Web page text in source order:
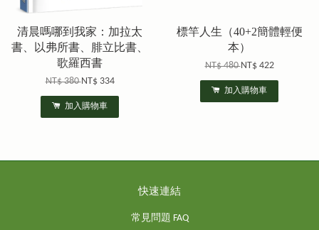
清晨嗎哪到我家：加拉太
書、以弗所書、腓立比書、
歌羅西書
NT$ 380NT$ 334
加入購物車
標竿人生（40+2簡體輕便
本）
NT$ 480NT$ 422
加入購物車
快速連結
常見問題 FAQ